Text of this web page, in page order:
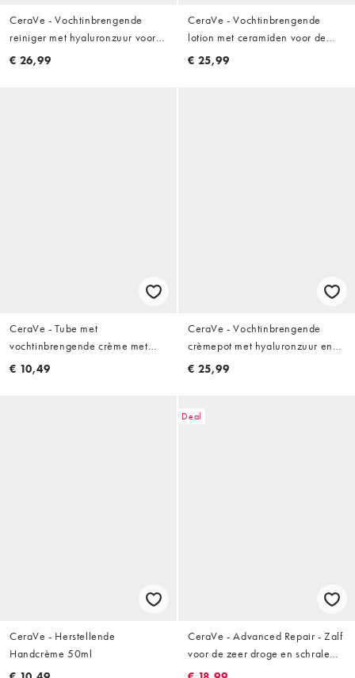
CeraVe - Vochtinbrengende
reiniger met hyaluronzuur voor
de normale tot droge huid: 473
€ 26,99
CeraVe - Vochtinbrengende
lotion met ceramiden voor de
droge tot zeer droge huid: 473
€ 25,99
CeraVe - Tube met
vochtinbrengende crème met
ceramiden voor de droge tot
€ 10,49
CeraVe - Vochtinbrengende
crèmepot met hyaluronzuur en
ceramiden voor de droge tot
€ 25,99
CeraVe - Herstellende
Handcrème 50ml
Deal
CeraVe - Advanced Repair - Zalf
voor de zeer droge en schrale
huid: 88ml